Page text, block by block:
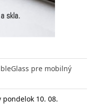
pre mobilný
pondelok 10. 08.